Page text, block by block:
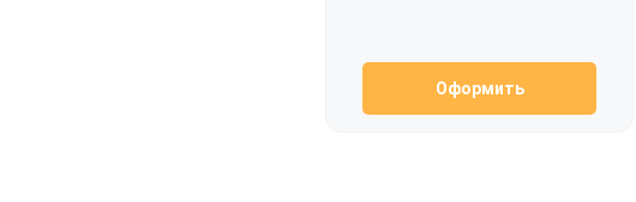
Оформить